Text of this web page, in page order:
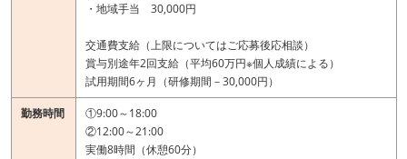
・地域手当 30,000円
交通費支給（上限についてはご応募後応相談）
賞与別途年2回支給（平均60万円※個人成績による）
試用期間6ヶ月（研修期間－30,000円）
勤務時間
①9:00～18:00
②12:00～21:00
実働8時間（休憩60分）